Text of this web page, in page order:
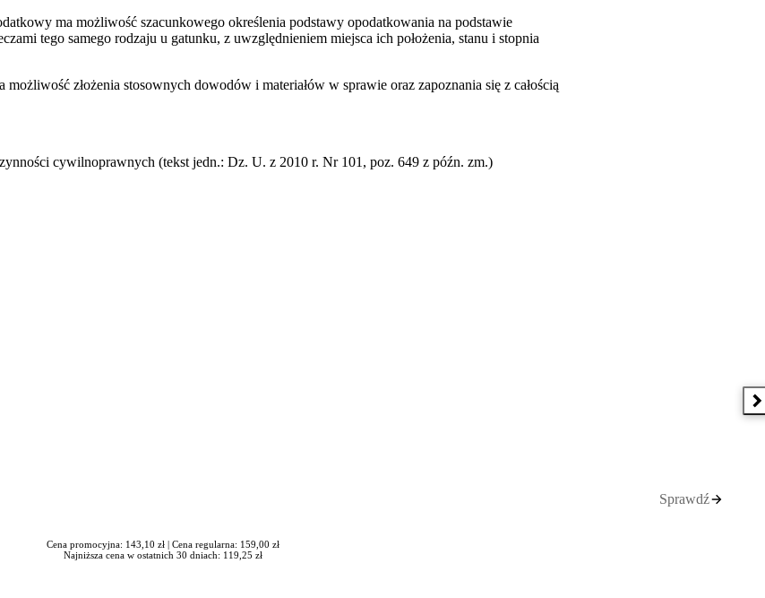
ma możliwość szacunkowego określenia podstawy opodatkowania na podstawie
tego samego rodzaju u gatunku, z uwzględnieniem miejsca ich położenia, stanu i stopnia
złożenia stosownych dowodów i materiałów w sprawie oraz zapoznania się z całością
cywilnoprawnych (tekst jedn.: Dz. U. z 2010 r. Nr 101, poz. 649 z późn. zm.)
nowym oknie
Sprawdź
Cena promocyjna: 143,10 zł | Cena regularna: 159,00 zł
Najniższa cena w ostatnich 30 dniach: 119,25 zł